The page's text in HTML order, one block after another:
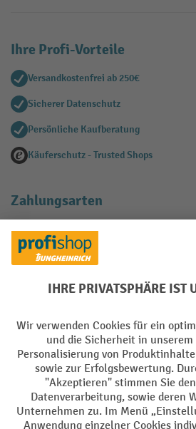
Ihre Profi-Vorteile
Versandkostenfrei ab 250€
Sicherer Datenschutz
Persönliche Kaufberatung
Käuferschutz - Trusted Shops
Zahlungsarten
Creditcard (Master)
Facebook
YouTube
LinkedIn
Instagram
AGB Impressum Datenschutz